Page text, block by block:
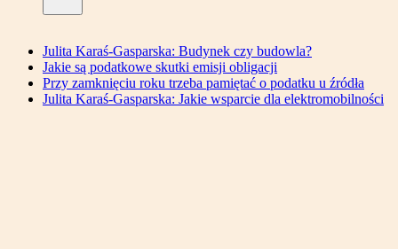
Julita Karaś-Gasparska: Budynek czy budowla?
Jakie są podatkowe skutki emisji obligacji
Przy zamknięciu roku trzeba pamiętać o podatku u źródła
Julita Karaś-Gasparska: Jakie wsparcie dla elektromobilności